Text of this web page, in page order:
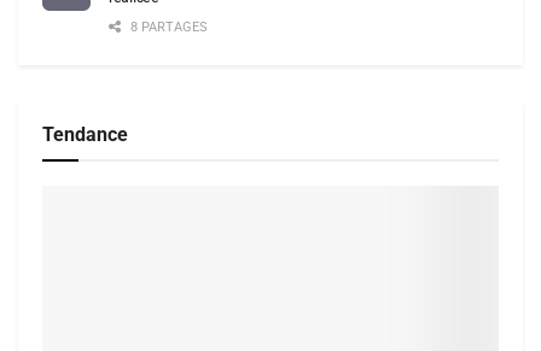
8 PARTAGES
Tendance